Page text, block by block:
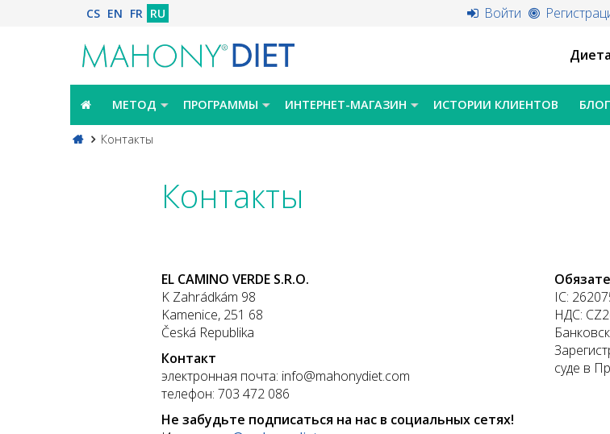
CS EN FR RU Войти
МЕТОД ПРОГРАММЫ ИНТЕРНЕТ-МАГАЗИН ИСТОРИИ КЛИЕНТОВ БЛОГ
Контакты
Контакты
EL CAMINO VERDE S.R.O.
K Zahrádkám 98
Kamenice, 251 68
Česká Republika
Контакт
электронная почта: info@mahonydiet.com
телефон: 703 472 086
Не забудьте подписаться на нас в социальных сетях!
IC:
НДС:
суде в